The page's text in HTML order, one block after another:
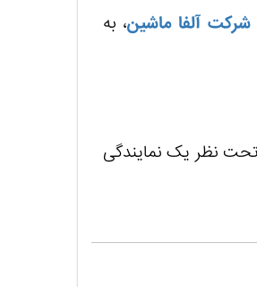
شرکت آلفا ماشین، به
تحت نظر یک نمایندگی